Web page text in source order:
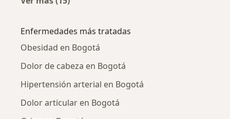
Enfermedades más tratadas
Obesidad en Bogotá
Dolor de cabeza en Bogotá
Hipertensión arterial en Bogotá
Dolor articular en Bogotá